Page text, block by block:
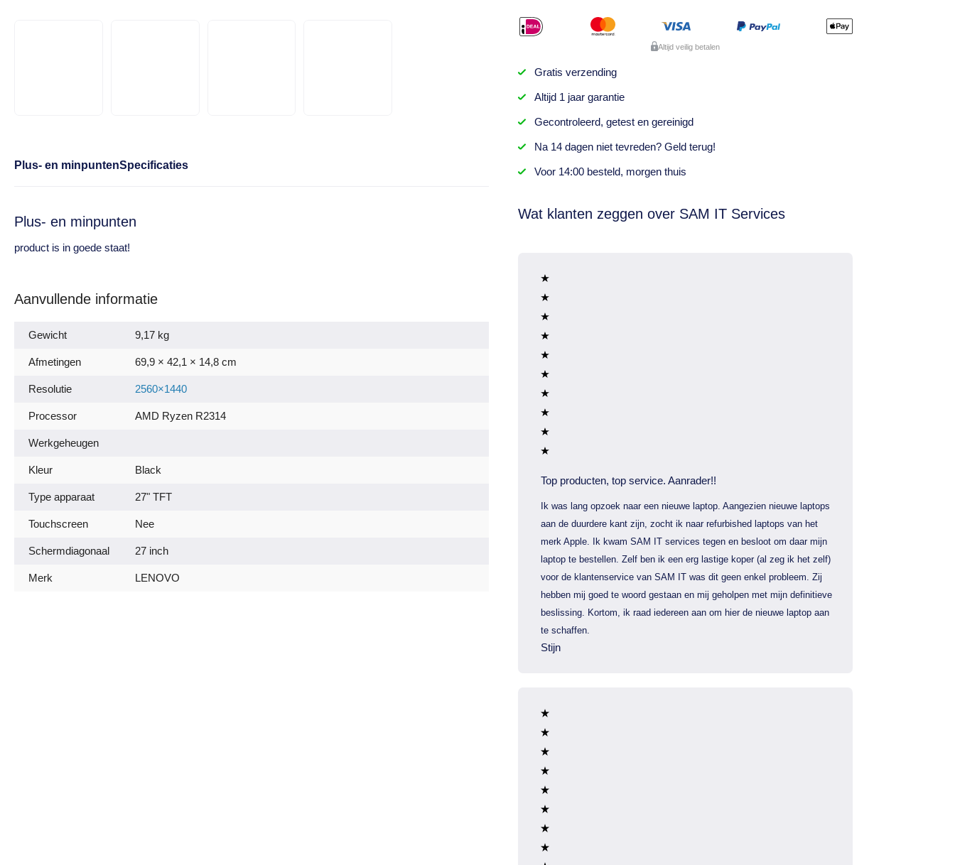
Plus- en minpuntenSpecificaties
Plus- en minpunten
product is in goede staat!
Aanvullende informatie
Gewicht 9,17 kg
Afmetingen 69,9 × 42,1 × 14,8 cm
Resolutie 2560×1440
Processor AMD Ryzen R2314
Werkgeheugen
Kleur Black
Type apparaat 27" TFT
Touchscreen Nee
Schermdiagonaal 27 inch
Merk LENOVO
Altijd veilig betalen
Gratis verzending
Altijd 1 jaargarantie
Gecontroleerd, getesten gereinigd
Na 14 dagenniet tevreden? Geld terug!
Voor 14:00 besteld, morgen thuis
Wat klanten zeggen over SAM IT Services
Top producten, top service. Aanrader!!
Ik was lang opzoek naar een nieuwe laptop. Aangezien nieuwe laptops
aan de duurdere kant zijn, zocht ik naar refurbished laptops van het
merk Apple. Ik kwam SAM IT services tegen en besloot om daar mijn
laptop te bestellen. Zelf ben ik een erg lastige koper (al zeg ik het zelf)
voor de klantenservice van SAM IT was dit geen enkel probleem. Zij
hebben mij goed te woord gestaan en mij geholpen met mijn definitieve
beslissing. Kortom, ik raad iedereen aan om hier de nieuwe laptop aan
te schaffen.
Stijn